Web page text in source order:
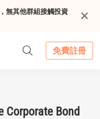
無其他群組接觸投資
免費註冊
Corporate Bond